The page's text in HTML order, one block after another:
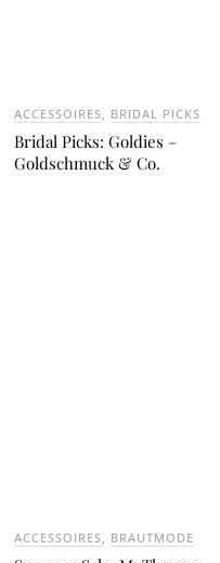
ACCESSOIRES BRIDAL PICKS
Bridal Picks: Goldies –
Goldschmuck & Co.
ACCESSOIRES BRAUTMODE